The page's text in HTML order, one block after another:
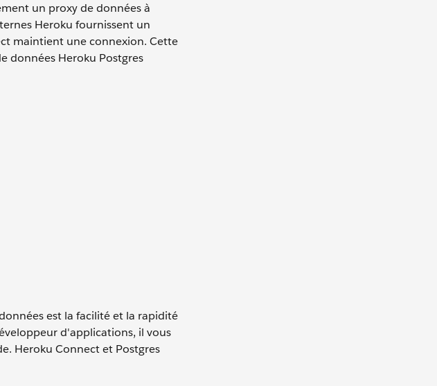
un proxy de données à
Heroku fournissent un
maintient une connexion. Cette
données Heroku Postgres
est la facilité et la rapidité
d'applications, il vous
Heroku Connect et Postgres